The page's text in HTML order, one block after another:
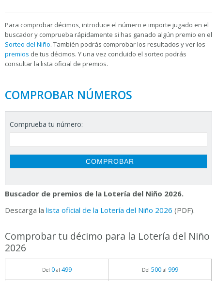
Para comprobar décimos, introduce el número e importe jugado en el
buscador y comprueba rápidamente si has ganado algún premio en el
Sorteo del Niño. También podrás comprobar los resultados y ver los
premios de tus décimos. Y una vez concluido el sorteo podrás
consultar la lista oficial de premios.
COMPROBAR NÚMEROS
Comprueba tu número:
Buscador de premios de la Lotería del Niño 2026.
Descarga la lista oficial de la Lotería del Niño 2026 (PDF).
Comprobar tu décimo para la Lotería del Niño
2026
Del 0al 499 Del 500al 999